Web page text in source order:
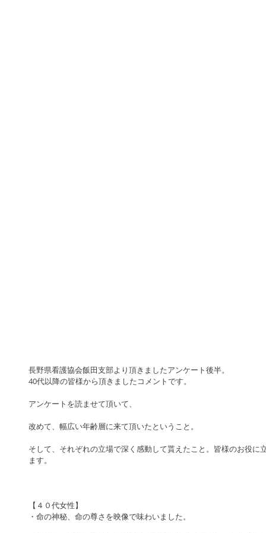
長野県看護協会飯田支部より頂きましたアンケート後半。
40代以降の皆様から頂きましたコメントです。
アンケートを読ませて頂いて、
改めて、幅広い年齢層に来て頂いたということ。
そして、それぞれの立場で深く感動して貰えたこと。皆様のお役に
ます。
【４０代女性】
・命の神秘、命の尊さを映像で味わいました。